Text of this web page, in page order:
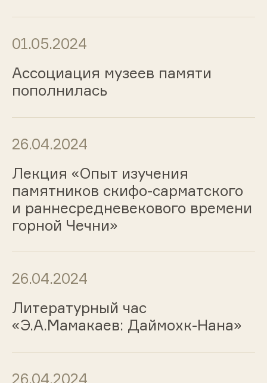
01.05.2024
Ассоциация музеев памяти
пополнилась
26.04.2024
Лекция «Опыт изучения
памятников скифо-сарматского
и раннесредневекового времени
горной Чечни»
26.04.2024
Литературный час
«Э.А.Мамакаев: Даймохк-Нана»
26.04.2024